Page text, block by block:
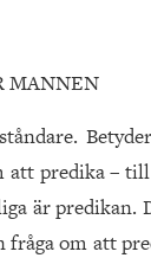
MANNEN
att predika –
är
om att